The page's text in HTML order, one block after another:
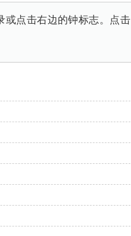
或点击右边的钟标志。点击